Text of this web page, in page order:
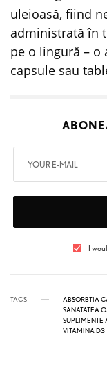
uleioasă, fiind
administrată în
pe o lingură – o
capsule sau
I
TAGS ABSORBTIA
SANATATEA
SUPLIMENTE
VITAMINA D3